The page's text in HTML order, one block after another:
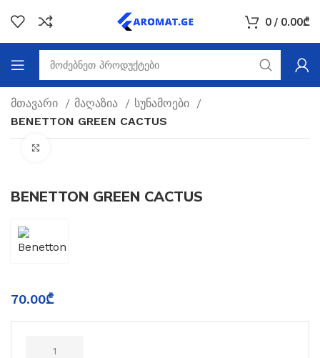
0 / 0.00₾
მთავარი მაღაზია
სუნამოები
BENETTON GREEN CACTUS
BENETTON GREEN CACTUS
70.00₾